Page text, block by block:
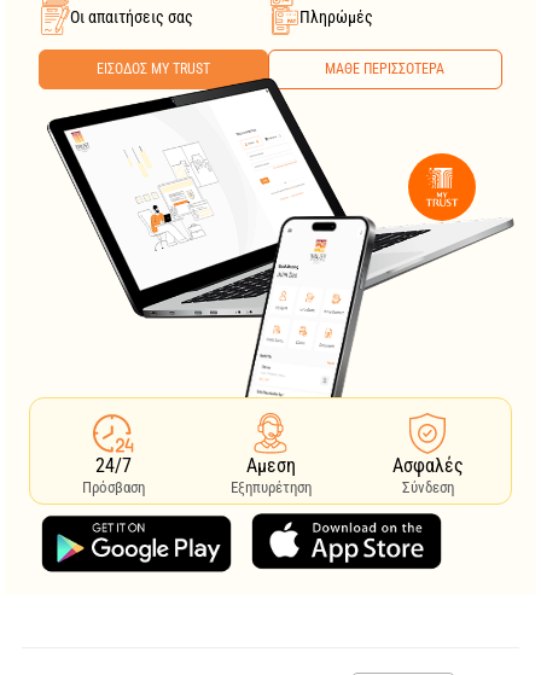
Οι απαιτήσεις σας
Πληρώμές
ΕΙΣΟΔΟΣ MY TRUST ΜΑΘΕ ΠΕΡΙΣΣΟΤΕΡΑ
24/7
Πρόσβαση
Αμεση
Εξηπυρέτηση
Ασφαλές
Σύνδεση